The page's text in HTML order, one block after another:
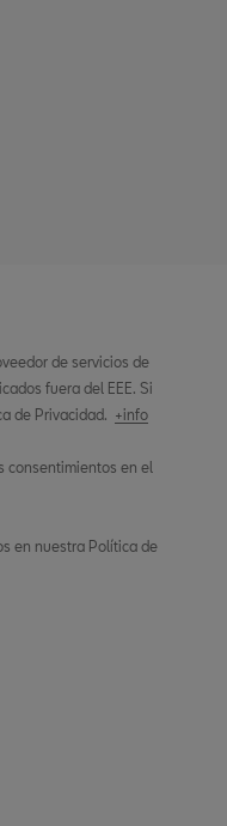
de servicios de
fuera del EEE. Si
de Privacidad. +info
consentimientos en el
en nuestra Política de